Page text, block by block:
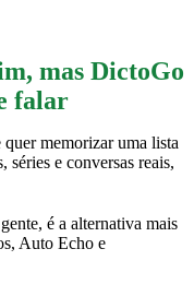
mas DictoGo
falar
memorizar uma lista
e conversas reais,
é a alternativa mais
Auto Echo e